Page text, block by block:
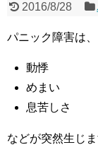
2016/8/28
パニック障害は、
動悸
めまい
息苦しさ
などが突然生じ